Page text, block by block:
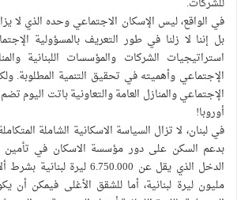
في الواقع، ليس الإسكان الاجتماعي وحده الذي لا
بل إننا لا زلنا في طور التعريف بالمسؤولية
استراتيجيات الشركات والمؤسسات اللبنانية
الإجتماعي وأهميته في تحقيق التنمية المطلوبة.
أوروبا!
في لبنان، لا تزال السياسة الاسكانية الشاملة
بدعم السكن على دور مؤسسة الاسكان في تأمين
مليون ليرة لبنانية، أما للشقق الأغلى فيمكن